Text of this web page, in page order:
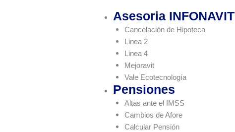
Asesoria INFONAVIT
Cancelación de Hipoteca
Linea 2
Linea 4
Mejoravit
Vale Ecotecnología
Pensiones
Altas ante el IMSS
Cambios de Afore
Calcular Pensión
Menu